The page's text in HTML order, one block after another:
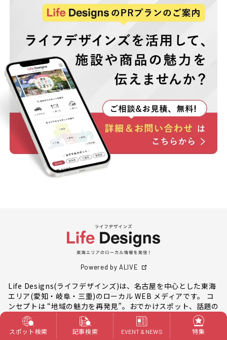
Powered by ALIVE
Life Designs(ライフデザインズ)は、名古屋を中心とした東海
エリア(愛知・岐阜・三重)のローカル WEB メディアです。 コ
ンセプトは “地域の魅力を再発見”。おでかけスポット、話題の
グルメ、地域のイベントなど、最新情報から穴場情報まで、 東
海エリアのローカル情報を発信していきます。
スポット検索 記事検索 EVENT & NEWS 特集